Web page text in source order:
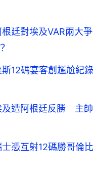
廷對埃及VAR兩大
12碼宴客創尷尬紀
遭阿根廷反勝 主
憑互射12碼勝哥倫